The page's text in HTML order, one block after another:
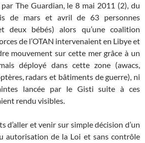
The Guardian, le 8 mai 2011 (2), du
de mars et avril de 63 personnes
deux bébés) alors qu’une coalition
de l’OTAN intervenaient en Libye et
mouvement sur cette mer grâce à un
déployé dans cette zone (awacs,
radars et bâtiments de guerre), ni
lancée par le Gisti suite à ces
rendu visibles.
d’aller et venir sur simple décision d’un
autorisation de la Loi et sans contrôle